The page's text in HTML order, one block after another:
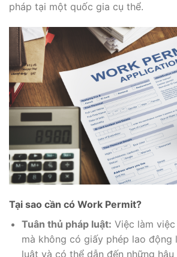
pháp tại một quốc gia cụ thể.
Tại sao cần có Work Permit?
Tuân thủ pháp luật: Việc làm
mà không có giấy phép lao động
luật và có thể dẫn đến những